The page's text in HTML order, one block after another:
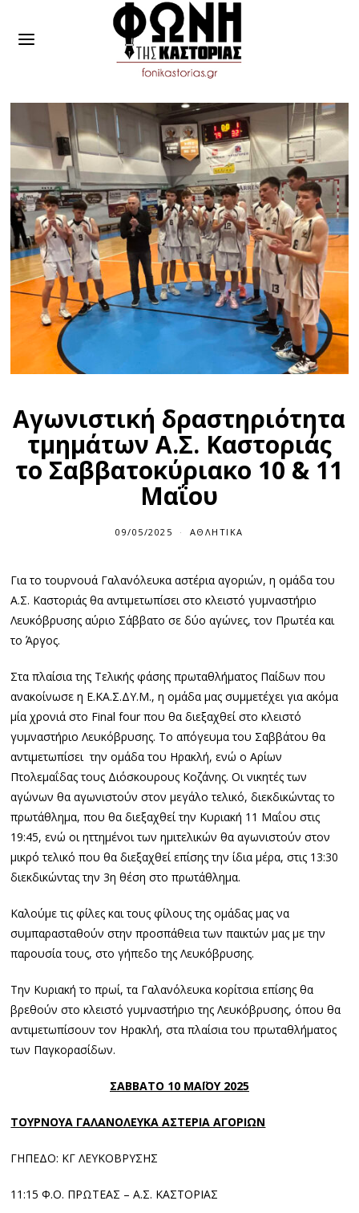
Αγωνιστική δραστηριότητα
τμημάτων Α.Σ. Καστοριάς
το Σαββατοκύριακο 10 & 11
Μαΐου
09/05/2025 ΑΘΛΗΤΙΚΆ
Για το τουρνουά Γαλανόλευκα αστέρια αγοριών, η ομάδα του
Α.Σ. Καστοριάς θα αντιμετωπίσει στο κλειστό γυμναστήριο
Λευκόβρυσης αύριο Σάββατο σε δύο αγώνες, τον Πρωτέα και
το Άργος.
Στα πλαίσια της Τελικής φάσης πρωταθλήματος Παίδων που
ανακοίνωσε η Ε.ΚΑ.Σ.ΔΥ.Μ., η ομάδα μας συμμετέχει για ακόμα
μία χρονιά στο Final four που θα διεξαχθεί στο κλειστό
γυμναστήριο Λευκόβρυσης. Το απόγευμα του Σαββάτου θα
αντιμετωπίσει την ομάδα του Ηρακλή, ενώ ο Αρίων
Πτολεμαΐδας τους Διόσκουρους Κοζάνης. Οι νικητές των
αγώνων θα αγωνιστούν στον μεγάλο τελικό, διεκδικώντας το
πρωτάθλημα, που θα διεξαχθεί την Κυριακή 11 Μαΐου στις
19:45, ενώ οι ηττημένοι των ημιτελικών θα αγωνιστούν στον
μικρό τελικό που θα διεξαχθεί επίσης την ίδια μέρα, στις 13:30
διεκδικώντας την 3η θέση στο πρωτάθλημα.
Καλούμε τις φίλες και τους φίλους της ομάδας μας να
συμπαρασταθούν στην προσπάθεια των παικτών μας με την
παρουσία τους, στο γήπεδο της Λευκόβρυσης.
Την Κυριακή το πρωί, τα Γαλανόλευκα κορίτσια επίσης θα
βρεθούν στο κλειστό γυμναστήριο της Λευκόβρυσης, όπου θα
αντιμετωπίσουν τον Ηρακλή, στα πλαίσια του πρωταθλήματος
των Παγκορασίδων.
ΣΑΒΒΑΤΟ 10 ΜΑΪΟΥ 2025
ΤΟΥΡΝΟΥΑ ΓΑΛΑΝΟΛΕΥΚΑ ΑΣΤΕΡΙΑ ΑΓΟΡΙΩΝ
ΓΗΠΕΔΟ: ΚΓ ΛΕΥΚΟΒΡΥΣΗΣ
11:15 Φ.Ο. ΠΡΩΤΕΑΣ – Α.Σ. ΚΑΣΤΟΡΙΑΣ